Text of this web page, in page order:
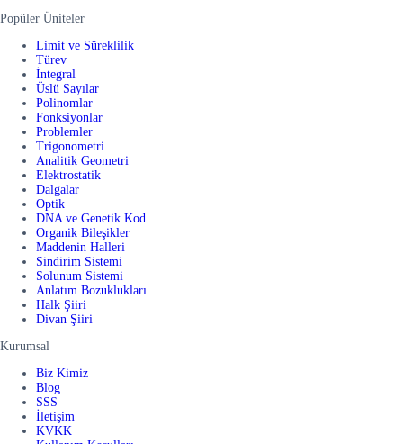
Popüler Üniteler
Limit ve Süreklilik
Türev
İntegral
Üslü Sayılar
Polinomlar
Fonksiyonlar
Problemler
Trigonometri
Analitik Geometri
Elektrostatik
Dalgalar
Optik
DNA ve Genetik Kod
Organik Bileşikler
Maddenin Halleri
Sindirim Sistemi
Solunum Sistemi
Anlatım Bozuklukları
Halk Şiiri
Divan Şiiri
Kurumsal
Biz Kimiz
Blog
SSS
İletişim
KVKK